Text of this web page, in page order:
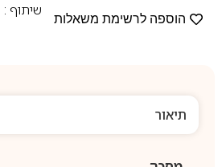
הוספה לרשימת משאלות
שיתוף :
תיאור